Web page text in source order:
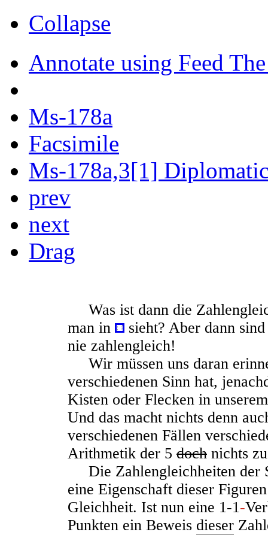
Collapse
Annotate using Feed
Ms-178a
Facsimile
Ms-178a,3[1]
prev
next
Drag
Was ist dann die
man in
sieht? Aber dann
nie zahlengleich!
Wir müssen uns daran
verschiedenen Sinn hat,
Kisten oder Flecken in
Und das macht nichts denn
verschiedenen Fällen
Arithmetik der 5 doch nichts
Die Zahlengleichheiten der
eine Eigenschaft dieser
Gleichheit. Ist nun eine 1-1-
Punkten ein Beweis dieser